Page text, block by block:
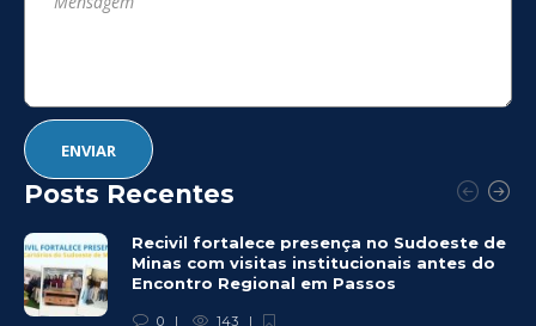
Posts Recentes
Recivil fortalece presença no Sudoeste de
Minas com visitas institucionais antes do
Encontro Regional em Passos
0 143